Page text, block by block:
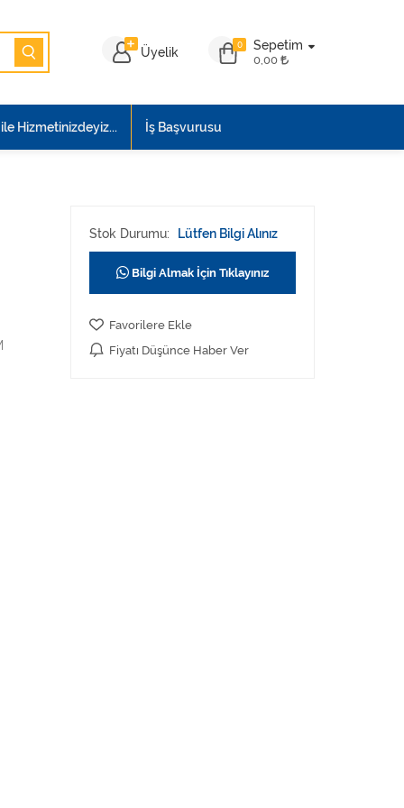
0 Sepetim
0,00
Üyelik
Hizmetinizdeyiz... İş Başvurusu
Stok Durumu: Lütfen Bilgi Alınız
Bilgi Almak İçin Tıklayınız
Favorilere Ekle
Fiyatı Düşünce Haber Ver